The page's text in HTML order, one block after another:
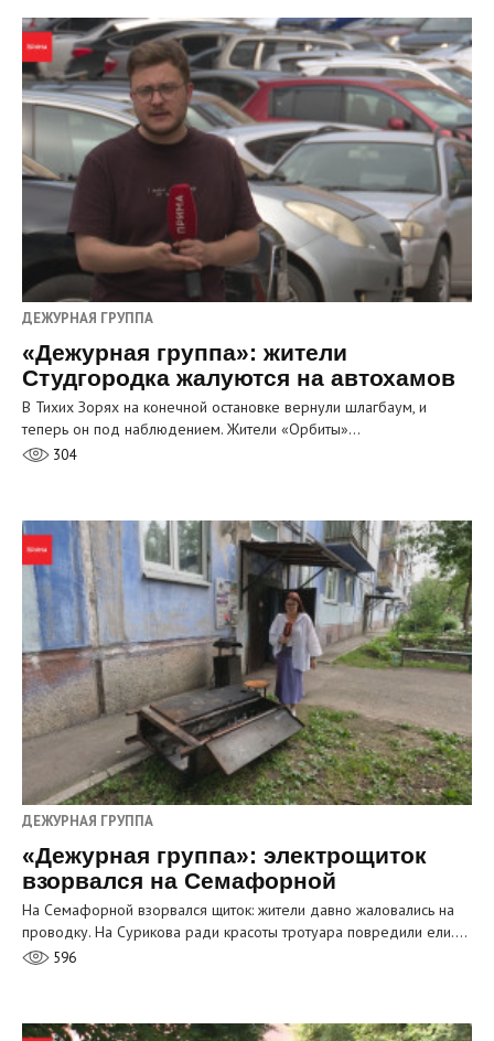
ДЕЖУРНАЯ ГРУППА
«Дежурная группа»: жители
Студгородка жалуются на автохамов
В Тихих Зорях на конечной остановке вернули шлагбаум, и
теперь он под наблюдением. Жители «Орбиты»…
304
ДЕЖУРНАЯ ГРУППА
«Дежурная группа»: электрощиток
взорвался на Семафорной
На Семафорной взорвался щиток: жители давно жаловались на
проводку. На Сурикова ради красоты тротуара повредили ели.…
596